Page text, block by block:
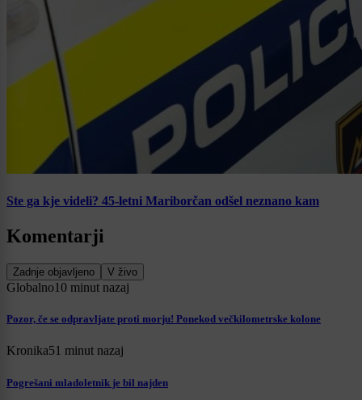
Ste ga kje videli? 45-letni Mariborčan odšel neznano kam
Komentarji
Zadnje objavljeno V živo
Globalno10 minut nazaj
Pozor, če se odpravljate proti morju! Ponekod večkilometrske kolone
Kronika51 minut nazaj
Pogrešani mladoletnik je bil najden